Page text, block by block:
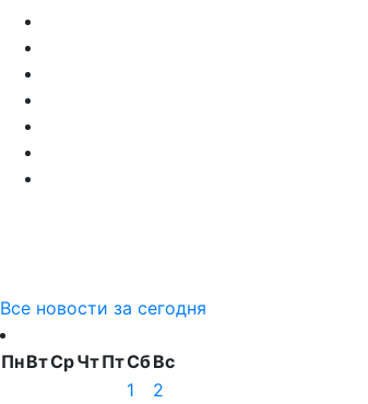
Все новости за сегодня
ПнВтСрЧтПтСбВс
1
2